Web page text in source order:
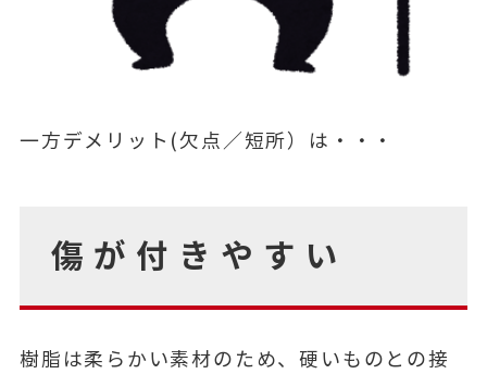
一方デメリット(欠点／短所）は・・・
傷が付きやすい
樹脂は柔らかい素材のため、硬いものとの接